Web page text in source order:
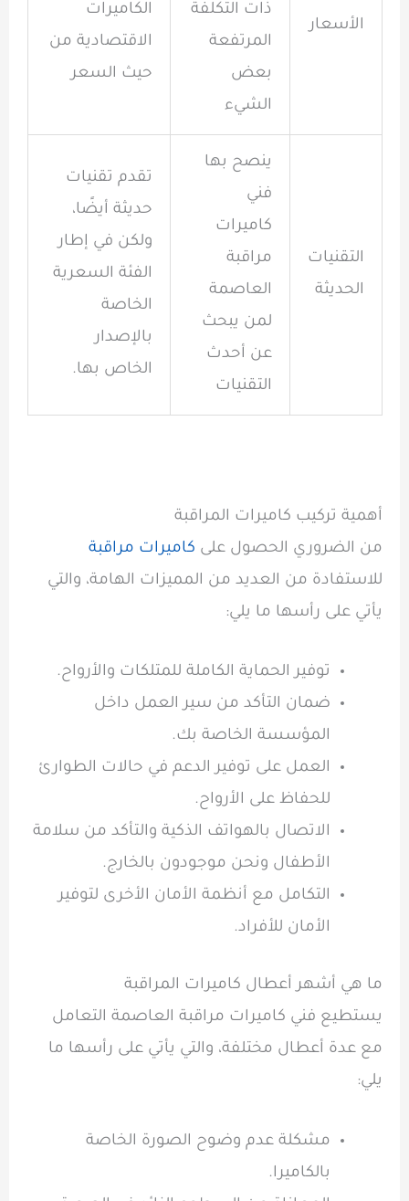
الأسعار
ذات التكلفة
المرتفعة
بعض
الشيء
الكاميرات
الاقتصادية من
حيث السعر
التقنيات
الحديثة
ينصح بها
فني
كاميرات
مراقبة
العاصمة
لمن يبحث
عن أحدث
التقنيات
تقدم تقنيات
حديثة أيضًا،
ولكن في إطار
الفئة السعرية
الخاصة
بالإصدار
الخاص بها.
أهمية تركيب كاميرات المراقبة
من الضروري الحصول على كاميرات مراقبة
للاستفادة من العديد من المميزات الهامة، والتي
يأتي على رأسها ما يلي:
توفير الحماية الكاملة للمتلكات والأرواح.
ضمان التأكد من سير العمل داخل
المؤسسة الخاصة بك.
العمل على توفير الدعم في حالات الطوارئ
للحفاظ على الأرواح.
الاتصال بالهواتف الذكية والتأكد من سلامة
الأطفال ونحن موجودون بالخارج.
التكامل مع أنظمة الأمان الأخرى لتوفير
الأمان للأفراد.
ما هي أشهر أعطال كاميرات المراقبة
يستطيع فني كاميرات مراقبة العاصمة التعامل
مع عدة أعطال مختلفة، والتي يأتي على رأسها ما
يلي:
مشكلة عدم وضوح الصورة الخاصة
بالكاميرا.